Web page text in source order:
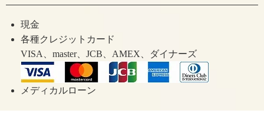
現金
各種クレジットカード
VISA、master、JCB、AMEX、ダイナーズ
メディカルローン